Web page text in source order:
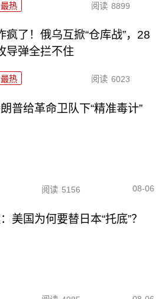
最热 阅读 8899
疯了！俄乌互掀“仓库战”，28
导弹全拦不住
最热 阅读 6023
普给革命卫队下“精准毒计”
阅读 5156 08-06
美国为何要替日本“托底”？